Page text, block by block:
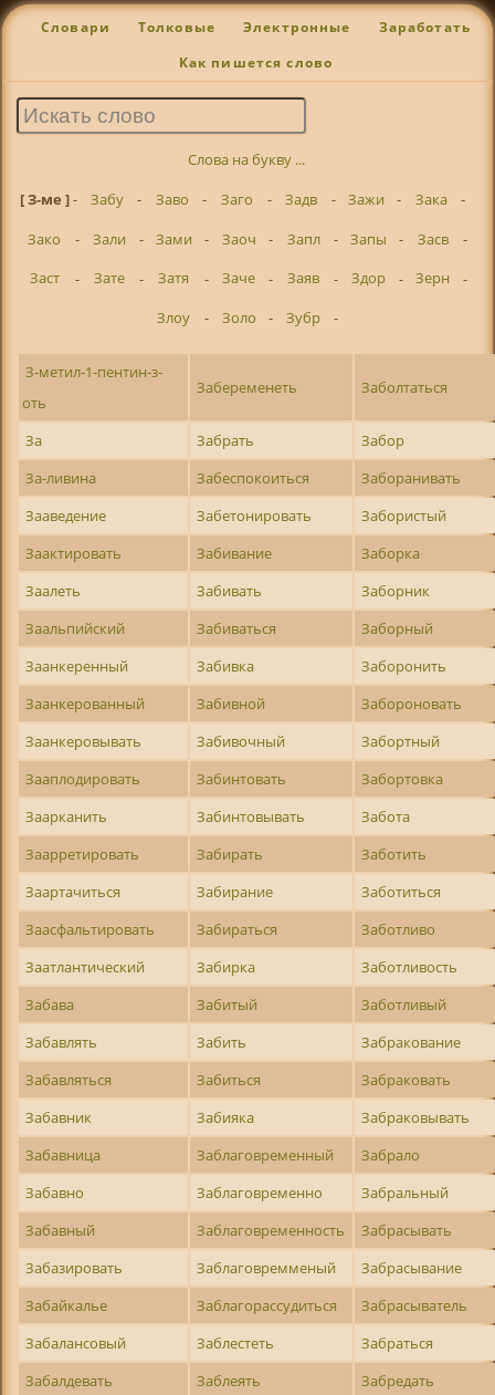
Словари Толковые Электронные Заработать
Как пишется слово
Слова на букву ...
[ З-ме ]- Забу - Заво - Заго - Задв - Зажи - Зака
-
Зако
- Зали - Зами - Заоч - Запл - Запы - Засв
-
Заст
- Зате - Затя - Заче - Заяв - Здор - Зерн
-
Злоу
- Золо - Зубр -
З-метил-1-пентин-з-
оть
Забеременеть Заболтаться
За Забрать
Забор
За-ливина
Забеспокоиться
Заборанивать
Зааведение
Забетонировать
Забористый
Заактировать
Забивание
Заборка
Заалеть
Забивать
Заборник
Заальпийский
Забиваться
Заборный
Заанкеренный
Забивка
Заборонить
Заанкерованный
Забивной
Забороновать
Заанкеровывать
Забивочный
Забортный
Зааплодировать
Забинтовать
Забортовка
Заарканить
Забинтовывать
Забота
Заарретировать
Забирать
Заботить
Заартачиться
Забирание
Заботиться
Заасфальтировать
Забираться
Заботливо
Заатлантический
Забирка
Заботливость
Забава
Забитый
Заботливый
Забавлять
Забить
Забракование
Забавляться
Забиться
Забраковать
Забавник
Забияка
Забраковывать
Забавница
Заблаговременный
Забрало
Забавно
Заблаговременно
Забральный
Забавный
Заблаговременность
Забрасывать
Забазировать
Заблаговремменый
Забрасывание
Забайкалье
Заблагорассудиться
Забрасыватель
Забалансовый
Заблестеть
Забраться
Забалдевать
Заблеять
Забредать